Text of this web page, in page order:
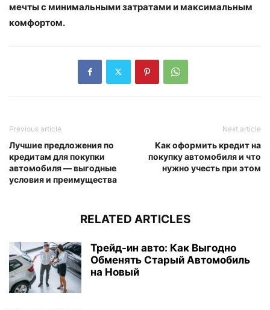
мечты с минимальными затратами и максимальным
комфортом.
Previous article
Лучшие предложения по
кредитам для покупки
автомобиля — выгодные
условия и преимущества
Next article
Как оформить кредит на
покупку автомобиля и что
нужно учесть при этом
RELATED ARTICLES
Трейд-ин авто: Как Выгодно
Обменять Старый Автомобиль
на Новый